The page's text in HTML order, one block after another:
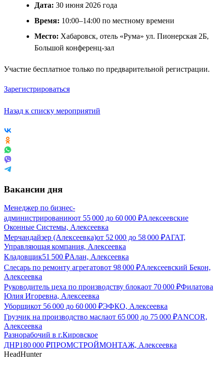
Дата: 30 июня 2026 года
Время: 10:00–14:00 по местному времени
Место: Хабаровск, отель «Рума» ул. Пионерская 2Б,
Большой конференц-зал
Участие бесплатное только по предварительной регистрации.
Зарегистрироваться
Назад к списку мероприятий
Вакансии дня
Менеджер по бизнес-
администрированиюот 55 000 до 60 000 ₽Алексеевские
Оконные Системы, Алексеевка
Мерчандайзер (Алексеевка)от 52 000 до 58 000 ₽АГАТ,
Управляющая компания, Алексеевка
Кладовщик51 500 ₽Алан, Алексеевка
Слесарь по ремонту агрегатовот 98 000 ₽Алексеевский Бекон,
Алексеевка
Руководитель цеха по производству блокаот 70 000 ₽Филатова
Юлия Игоревна, Алексеевка
Уборщикот 56 000 до 60 000 ₽ЭФКО, Алексеевка
Грузчик на производство маслаот 65 000 до 75 000 ₽ANCOR,
Алексеевка
Разнорабочий в г.Кировское
ДНР180 000 ₽ПРОМСТРОЙМОНТАЖ, Алексеевка
HeadHunter